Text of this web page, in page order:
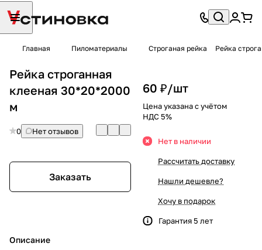
Главная Пиломатериалы Строганая рейка Рейка
Рейка строганная
клееная 30*20*2000
м
0 Нет отзывов
Заказать
Описание
60 ₽/шт
Цена указана с учётом
НДС 5%
Нет в наличии
Рассчитать доставку
Нашли дешевле?
Хочу в подарок
Гарантия 5 лет